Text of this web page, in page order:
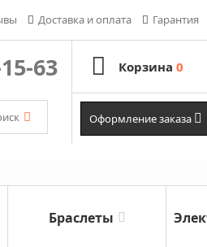
Доставка и оплата Гарантия
Корзина 0
Оформление заказа
63
Браслеты